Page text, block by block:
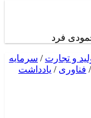
فرد
و تجارت / سرمایه
/ فناوری / یادداشت